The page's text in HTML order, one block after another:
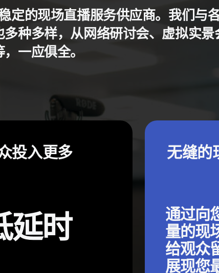
定的现场直播服务供应商。我们与
种多样，从网络研讨会、虚拟实景
一应俱全。
投入更多
延时
无缝的
通过向
量的现
给观众
展现您